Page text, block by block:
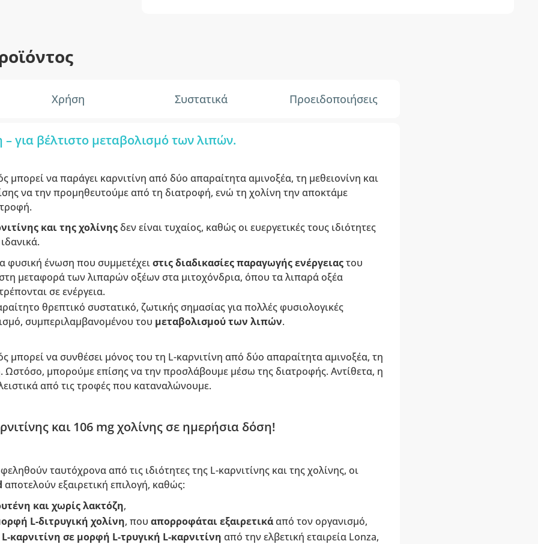
Χρήση Συστατικά Προειδοποιήσεις
– για βέλτιστο μεταβολισμό των λιπών.
μπορεί να παράγει καρνιτίνη από δύο απαραίτητα αμινοξέα, τη μεθειονίνη και
να την προμηθευτούμε από τη διατροφή, ενώ τη χολίνη την αποκτάμε
και της χολίνηςδεν είναι τυχαίος, καθώς οι ευεργετικές τους ιδιότητες
φυσική ένωση που συμμετέχειστις διαδικασίες παραγωγής ενέργειαςτου
μεταφορά των λιπαρών οξέων στα μιτοχόνδρια, όπου τα λιπαρά οξέα
σε ενέργεια.
θρεπτικό συστατικό, ζωτικής σημασίας για πολλές φυσιολογικές
συμπεριλαμβανομένου του μεταβολισμού των λιπών.
μπορεί να συνθέσει μόνος του τη L-καρνιτίνη από δύο απαραίτητα αμινοξέα, τη
Ωστόσο, μπορούμε επίσης να την προσλάβουμε μέσω της διατροφής. Αντίθετα, η
από τις τροφές που καταναλώνουμε.
και 106 mg χολίνης σε ημερήσια δόση!
ταυτόχρονα από τις ιδιότητες της L-καρνιτίνης και της χολίνης, οι
αποτελούν εξαιρετική επιλογή, καθώς:
και χωρίς λακτόζη,
L-διτρυγική χολίνη, που απορροφάται εξαιρετικάαπό τον οργανισμό,
καρνιτίνη σε μορφή L-τρυγική L-καρνιτίνη από την ελβετική εταιρεία Lonza,